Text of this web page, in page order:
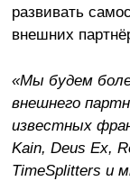
развивать
внешних
«Мы будем
внешнего
известных
Kain, Deus Ex,
TimeSplitters и